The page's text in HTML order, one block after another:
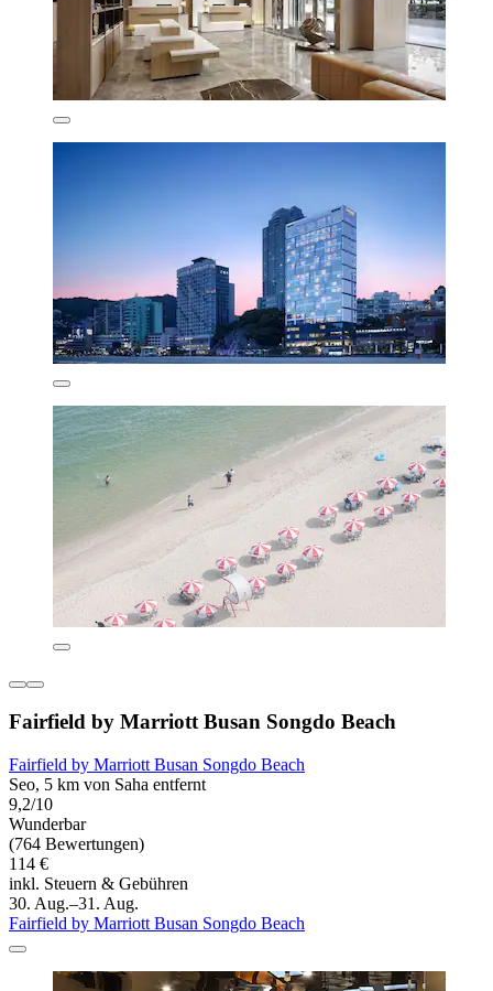
Fairfield by Marriott Busan Songdo Beach
Fairfield by Marriott Busan Songdo Beach
Seo, 5 km von Saha entfernt
9,2/10
Wunderbar
(764 Bewertungen)
114 €
inkl. Steuern & Gebühren
30. Aug.–31. Aug.
Fairfield by Marriott Busan Songdo Beach